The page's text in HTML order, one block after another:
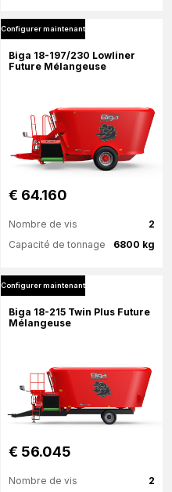
Plus d'information
Configurer maintenant
Biga 18-197/230 Lowliner
Future Mélangeuse
€ 64.160
2
Nombre de vis
6800 kg
Capacité de tonnage
Plus d'information
Configurer maintenant
Biga 18-215 Twin Plus Future
Mélangeuse
€ 56.045
2
Nombre de vis